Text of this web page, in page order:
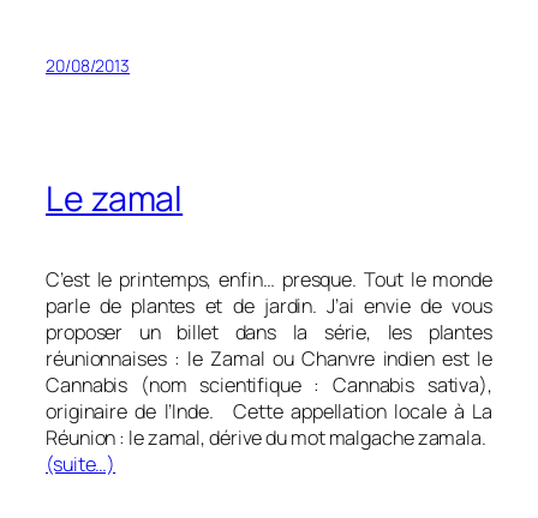
20/08/2013
Le zamal
C’est le printemps, enfin… presque. Tout le monde
parle de plantes et de jardin. J’ai envie de vous
proposer un billet dans la série, les plantes
réunionnaises : le Zamal ou Chanvre indien est le
Cannabis (nom scientifique : Cannabis sativa),
originaire de l’Inde. Cette appellation locale à La
Réunion : le zamal, dérive du mot malgache zamala.
(suite…)